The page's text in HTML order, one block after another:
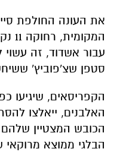
את העונה החולפת
עבור אשדוד, זה
סטפן שצ'פוביץ' ששיחק
הקפריסאים, שיגיעו
האלבנים, ייאלצו
הכובש המצטיין שלהם